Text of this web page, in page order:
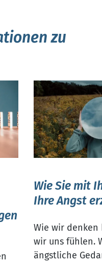
zu
Wie Sie mit
Ihre Angst
Wie wir
wir uns fühlen.
ängstliche